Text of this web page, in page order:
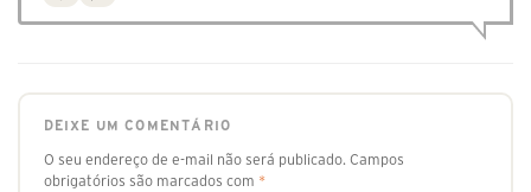
DEIXE UM COMENTÁRIO
O seu endereço de e-mail não será publicado. Campos
obrigatórios são marcados com *